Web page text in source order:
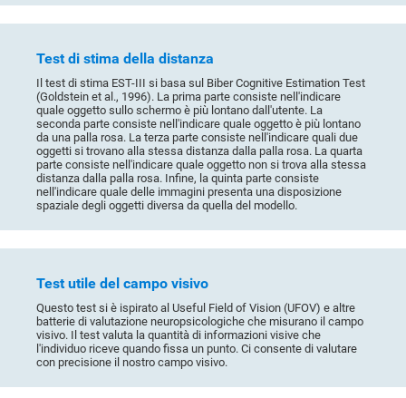
Test di stima della distanza
Il test di stima EST-III si basa sul Biber Cognitive Estimation Test
(Goldstein et al., 1996). La prima parte consiste nell'indicare
quale oggetto sullo schermo è più lontano dall'utente. La
seconda parte consiste nell'indicare quale oggetto è più lontano
da una palla rosa. La terza parte consiste nell'indicare quali due
oggetti si trovano alla stessa distanza dalla palla rosa. La quarta
parte consiste nell'indicare quale oggetto non si trova alla stessa
distanza dalla palla rosa. Infine, la quinta parte consiste
nell'indicare quale delle immagini presenta una disposizione
spaziale degli oggetti diversa da quella del modello.
Test utile del campo visivo
Questo test si è ispirato al Useful Field of Vision (UFOV) e altre
batterie di valutazione neuropsicologiche che misurano il campo
visivo. Il test valuta la quantità di informazioni visive che
l'individuo riceve quando fissa un punto. Ci consente di valutare
con precisione il nostro campo visivo.